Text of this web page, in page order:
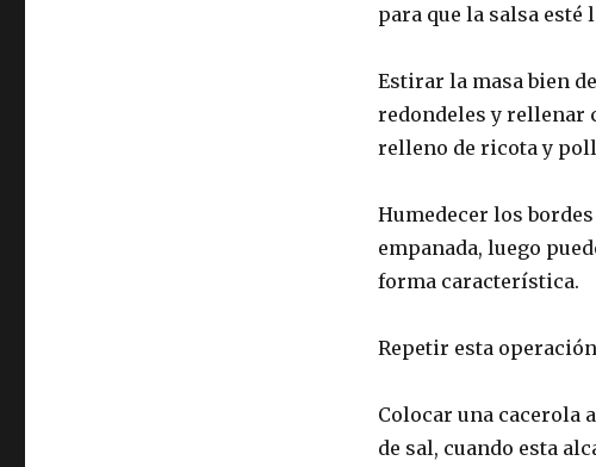
para que la salsa esté
Estirar la masa bien
redondeles y rellenar
relleno de ricota y
Humedecer los
empanada, luego
forma característica.
Repetir esta
Colocar una cacerola
de sal, cuando esta